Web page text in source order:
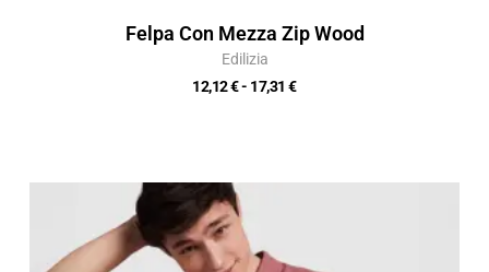
Felpa Con Mezza Zip Wood
Edilizia
12,12€- 17,31€
da